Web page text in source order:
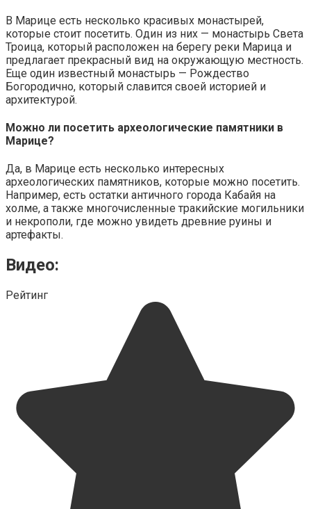
В Марице есть несколько красивых монастырей,
которые стоит посетить. Один из них — монастырь Света
Троица, который расположен на берегу реки Марица и
предлагает прекрасный вид на окружающую местность.
Еще один известный монастырь — Рождество
Богородично, который славится своей историей и
архитектурой.
Можно ли посетить археологические памятники в
Марице?
Да, в Марице есть несколько интересных
археологических памятников, которые можно посетить.
Например, есть остатки античного города Кабайя на
холме, а также многочисленные тракийские могильники
и некрополи, где можно увидеть древние руины и
артефакты.
Видео:
Рейтинг